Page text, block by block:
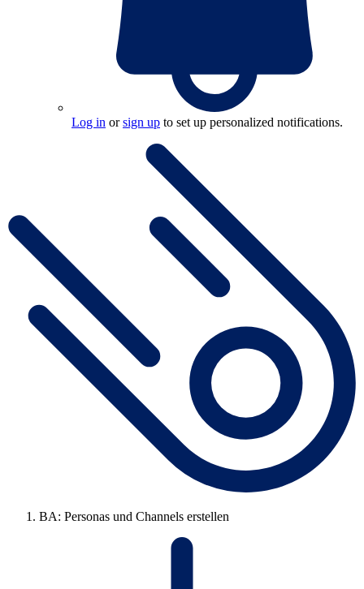
Log in orsign up to set up personalized notifications.
BA: Personas und Channels erstellen